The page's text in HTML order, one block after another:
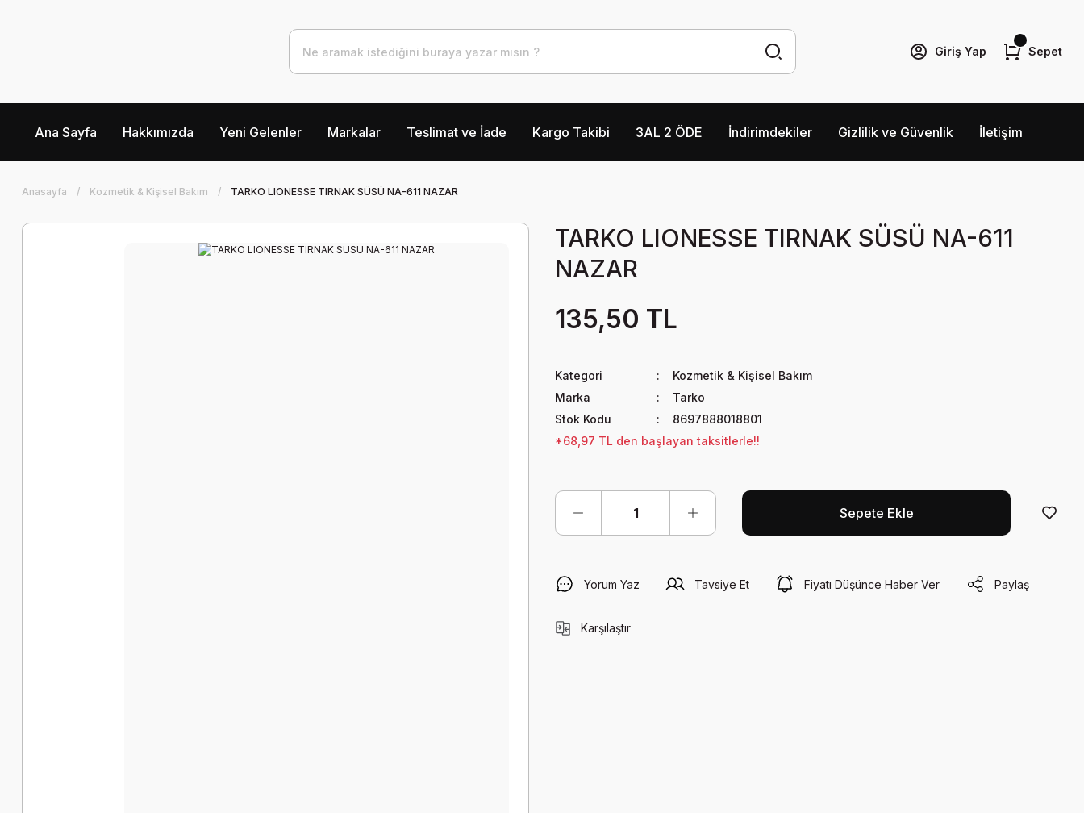
Giriş Yap Sepet
Ana Sayfa Hakkımızda Yeni Gelenler Markalar Teslimat ve İade Kargo Takibi 3AL 2 ÖDE İndirimdekiler Gizlilik ve Güvenlik İletişim
Anasayfa Kozmetik & Kişisel Bakım TARKO LIONESSE TIRNAK SÜSÜ NA-611 NAZAR
TARKO LIONESSE TIRNAK SÜSÜ NA-611
NAZAR
135,50 TL
Kategori
Kozmetik & Kişisel Bakım
Marka
Tarko
Stok Kodu
8697888018801
*68,97 TL den başlayan taksitlerle!!
Sepete Ekle
Yorum Yaz Tavsiye Et Fiyatı Düşünce Haber Ver Paylaş
Karşılaştır